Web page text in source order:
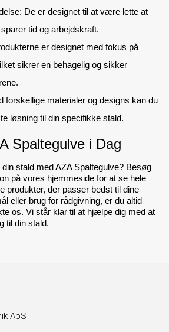
De er designet til at være lette at
tid og arbejdskraft.
er designet med fokus på
sikrer en behagelig og sikker
forskellige materialer og designs kan du
løsning til din specifikke stald.
Spaltegulve i Dag
stald med AZA Spaltegulve? Besøg
på vores hjemmeside for at se hele
produkter, der passer bedst til dine
eller brug for rådgivning, er du altid
os. Vi står klar til at hjælpe dig med at
til din stald.
ApS